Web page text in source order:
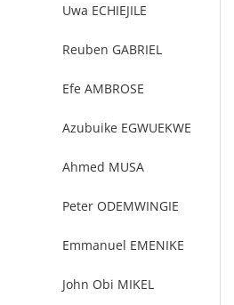
Uwa ECHIEJILE
Reuben GABRIEL
Efe AMBROSE
Azubuike EGWUEKWE
Ahmed MUSA
Peter ODEMWINGIE
Emmanuel EMENIKE
John Obi MIKEL